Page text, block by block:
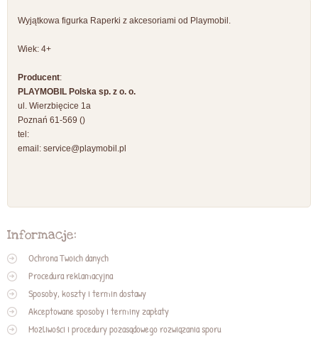
Wyjątkowa figurka Raperki z akcesoriami od Playmobil.
Wiek: 4+
Producent:
PLAYMOBIL Polska sp. z o. o.
ul. Wierzbięcice 1a
Poznań 61-569 ()
tel:
email: service@playmobil.pl
Informacje:
Ochrona Twoich danych
Procedura reklamacyjna
Sposoby, koszty i termin dostawy
Akceptowane sposoby i terminy zapłaty
Możliwości i procedury pozasądowego rozwiązania sporu